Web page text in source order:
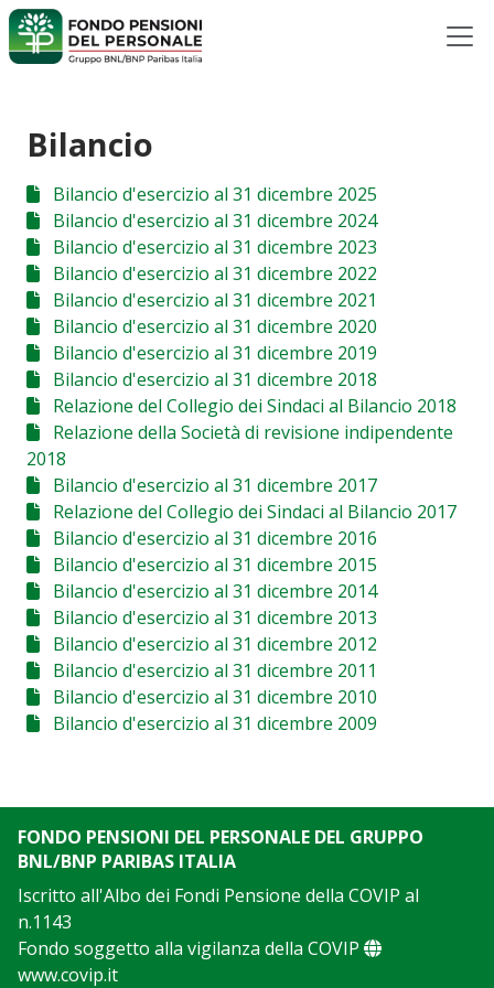
Bilancio
Bilancio d'esercizio al 31 dicembre 2025
Bilancio d'esercizio al 31 dicembre 2024
Bilancio d'esercizio al 31 dicembre 2023
Bilancio d'esercizio al 31 dicembre 2022
Bilancio d'esercizio al 31 dicembre 2021
Bilancio d'esercizio al 31 dicembre 2020
Bilancio d'esercizio al 31 dicembre 2019
Bilancio d'esercizio al 31 dicembre 2018
Relazione del Collegio dei Sindaci al Bilancio 2018
Relazione della Società di revisione indipendente
2018
Bilancio d'esercizio al 31 dicembre 2017
Relazione del Collegio dei Sindaci al Bilancio 2017
Bilancio d'esercizio al 31 dicembre 2016
Bilancio d'esercizio al 31 dicembre 2015
Bilancio d'esercizio al 31 dicembre 2014
Bilancio d'esercizio al 31 dicembre 2013
Bilancio d'esercizio al 31 dicembre 2012
Bilancio d'esercizio al 31 dicembre 2011
Bilancio d'esercizio al 31 dicembre 2010
Bilancio d'esercizio al 31 dicembre 2009
FONDO PENSIONI DEL PERSONALE DEL GRUPPO
BNL/BNP PARIBAS ITALIA
Iscritto all'Albo dei Fondi Pensione della COVIP al
n.1143
Fondo soggetto alla vigilanza della COVIP
www.covip.it